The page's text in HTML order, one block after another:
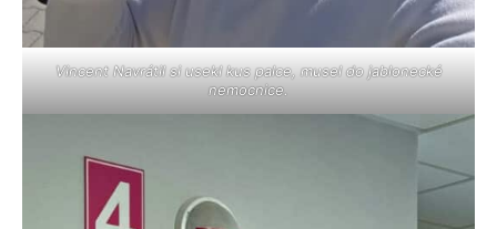
Vincent Navrátil si usekl kus palce, musel do jablonecké
nemocnice.